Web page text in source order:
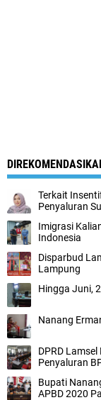
Terkait
Penyaluran
Imigrasi
Indonesia
Disparbud
Lampung
Hingga Juni,
Nanang
DPRD
Penyaluran
Bupati
APBD 2020